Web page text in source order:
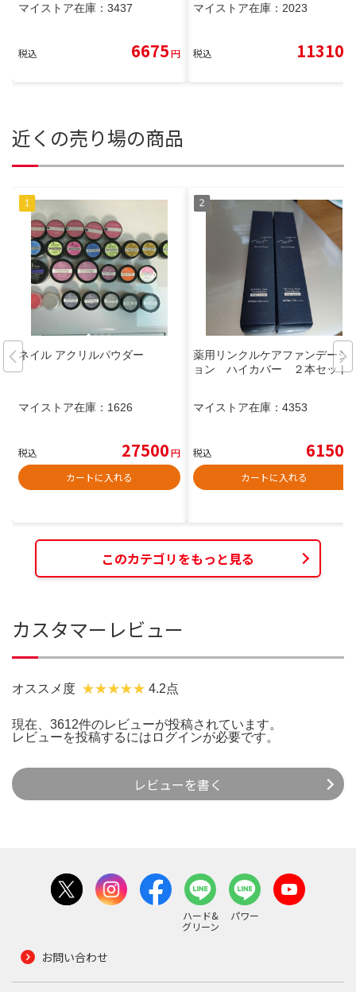
マイストア在庫： 3437
税込 6675円
マイストア在庫： 2023
税込 11310
近くの売り場の商品
ネイル アクリルパウダー
マイストア在庫： 1626
税込 27500円
カートに入れる
薬用リンクルケアファンデーシ
ョン ハイカバー ２本セット
マイストア在庫： 4353
税込 6150
カートに入れる
このカテゴリをもっと見る
カスタマーレビュー
オススメ度 4.2点
現在、3612件のレビューが投稿されています。
レビューを投稿するには ログインが必要です。
レビューを書く
ハード&
グリーン
パワー
お問い合わせ